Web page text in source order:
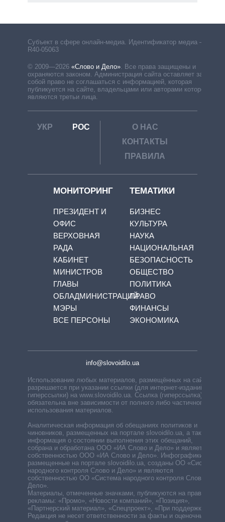
Субъект в сфере онлайн-медиа. Идентификатор медиа –
R40-05063
© 2009—2026 «Слово и Дело». Все права защищены и
охраняются законом. Администрация сайта оставляет за
собой право не соглашаться с информацией, которая
публикуется на сайте, владельцами или авторами которой
являются третьи лица.
УКР РОС
О НАС
КОНТАКТЫ
ПРАВИЛА
МОНИТОРИНГ
ПРЕЗИДЕНТ И
ОФИС
ВЕРХОВНАЯ
РАДА
КАБИНЕТ
МИНИСТРОВ
ГЛАВЫ
ОБЛАДМИНИСТРАЦИЙ
МЭРЫ
ВСЕ ПЕРСОНЫ
ТЕМАТИКИ
БИЗНЕС
КУЛЬТУРА
НАУКА
НАЦИОНАЛЬНАЯ
БЕЗОПАСНОСТЬ
ОБЩЕСТВО
ПОЛИТИКА
ПРАВО
ФИНАНСЫ
ЭКОНОМИКА
info@slovoidilo.ua
Использование любых материалов, размещённых на сайте,
разрешается при указании ссылки (для интернет-изданий —
гиперссылки) на www.slovoidilo.ua. Ссылка (гиперссылка)
обязательна вне зависимости от полного либо частичного
использования материалов.
Аналитическая информация об обещаниях политиков и
чиновников, размещенных на портале slovoidilo.ua, а также
информация о состоянии выполнения этих обещаний,
собрана и обработана ООО «ИА Слово и Дело» и является
собственностью ООО «ИА Слово и Дело». Инфографики,
размещенные на портале slovoidilo.ua, созданы ОО «Система
народного контроля Слово и Дело» и являются
собственностью ОО «Система народного контроля Слово и
Дело».
Материалы, отмеченные значками, публикуются на правах
рекламы: «Промо», «Новости компаний», «Позиция»,
«Партнерский материал», «Спецпроект», «При поддержке».
Редакция не несет ответственности за факты и оценочные